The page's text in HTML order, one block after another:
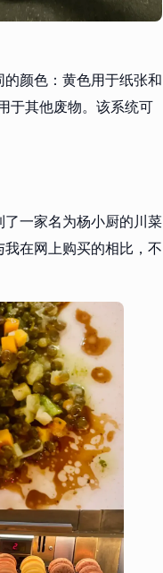
颜色：黄色用于纸张和
于其他废物。该系统可
一家名为杨小厨的川菜
在网上购买的相比，不